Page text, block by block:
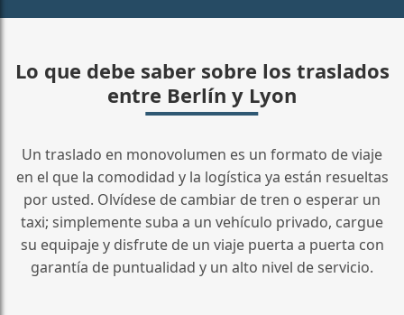
Lo que debe saber sobre los traslados
entre Berlín y Lyon
Un traslado en monovolumen es un formato de viaje
en el que la comodidad y la logística ya están resueltas
por usted. Olvídese de cambiar de tren o esperar un
taxi; simplemente suba a un vehículo privado, cargue
su equipaje y disfrute de un viaje puerta a puerta con
garantía de puntualidad y un alto nivel de servicio.